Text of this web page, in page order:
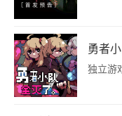
勇者
独立游